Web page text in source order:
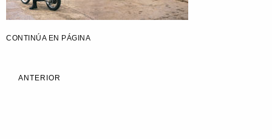
CONTINÚA EN PÁGINA
ANTERIOR